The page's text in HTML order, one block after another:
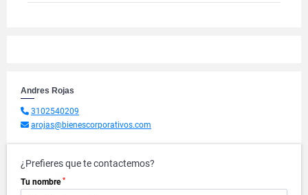
Andres Rojas
3102540209
arojas@bienescorporativos.com
¿Prefieres que te contactemos?
Tu nombre *